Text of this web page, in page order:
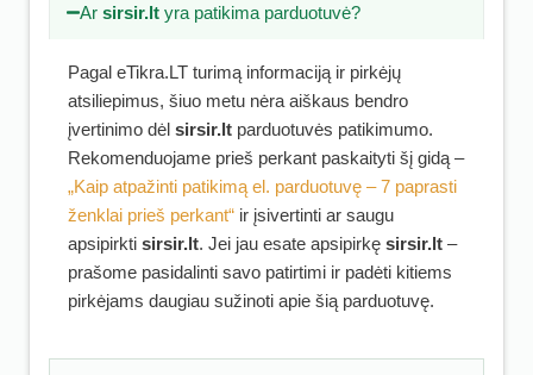
Arsirsir.lt yra patikima parduotuvė?
Pagal eTikra.LT turimą informaciją ir pirkėjų
atsiliepimus, šiuo metu nėra aiškaus bendro
įvertinimo dėl sirsir.lt parduotuvės patikimumo.
Rekomenduojame prieš perkant paskaityti šį gidą –
„Kaip atpažinti patikimą el. parduotuvę – 7 paprasti
ženklai prieš perkant“ ir įsivertinti ar saugu
apsipirkti sirsir.lt. Jei jau esate apsipirkę sirsir.lt –
prašome pasidalinti savo patirtimi ir padėti kitiems
pirkėjams daugiau sužinoti apie šią parduotuvę.